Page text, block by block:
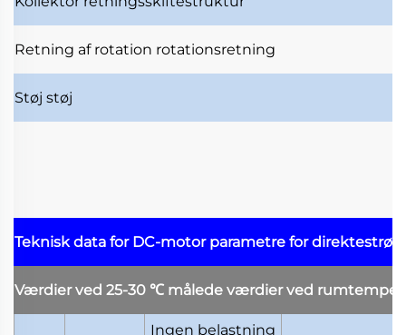
Retning af rotation rotationsretning
Støj støj
Teknisk data for DC-motor parametre for
Værdier ved 25-30 ℃ målede værdier ved
Ingen belastning